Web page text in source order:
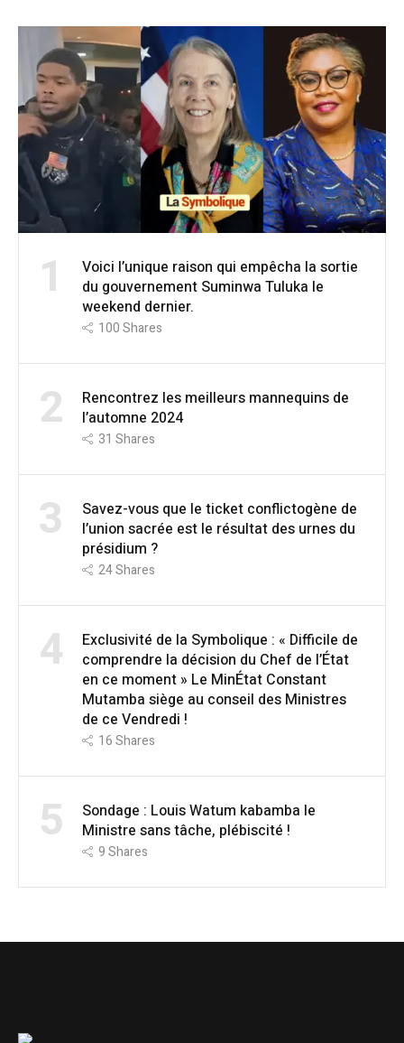
1
Voici l’unique raison qui empêcha la sortie
du gouvernement Suminwa Tuluka le
weekend dernier.
100Shares
2
Rencontrez les meilleurs mannequins de
l’automne 2024
31 Shares
3
Savez-vous que le ticket conflictogène de
l’union sacrée est le résultat des urnes du
présidium ?
24Shares
4
Exclusivité de la Symbolique : « Difficile de
comprendre la décision du Chef de l’État
en ce moment » Le MinÉtat Constant
Mutamba siège au conseil des Ministres
de ce Vendredi !
16Shares
5
Sondage : Louis Watum kabamba le
Ministre sans tâche, plébiscité !
9Shares